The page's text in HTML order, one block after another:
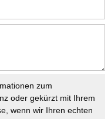
zum
oder gekürzt mit Ihrem
wenn wir Ihren echten